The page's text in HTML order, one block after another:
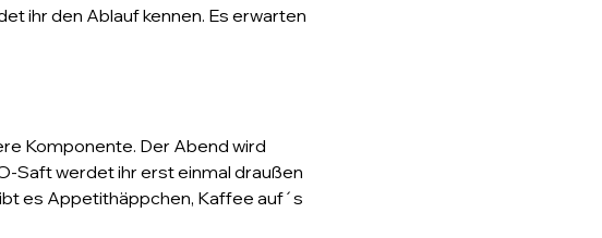
ihr den Ablauf kennen. Es erwarten
Komponente. Der Abend wird
Saft werdet ihr erst einmal draußen
es Appetithäppchen, Kaffee auf´s